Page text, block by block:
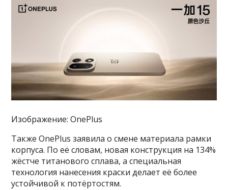
Изображение: OnePlus
Также OnePlus заявила о смене материала рамки
корпуса. По её словам, новая конструкция на 134%
жёстче титанового сплава, а специальная
технология нанесения краски делает её более
устойчивой к потёртостям.